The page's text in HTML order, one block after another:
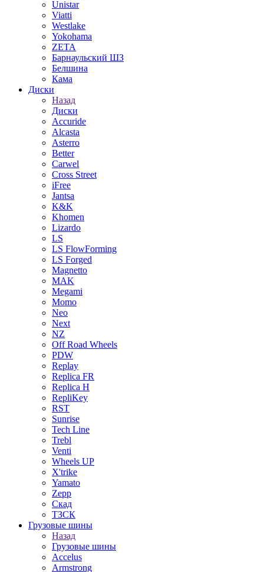
Unistar
Viatti
Westlake
Yokohama
ZETA
Барнаульский ШЗ
Белшина
Кама
Диски
Назад
Диски
Accuride
Alcasta
Asterro
Better
Carwel
Cross Street
iFree
Jantsa
K&K
Khomen
Lizardo
LS
LS FlowForming
LS Forged
Magnetto
MAK
Megami
Momo
Neo
Next
NZ
Off Road Wheels
PDW
Replay
Replica FR
Replica H
RepliKey
RST
Sunrise
Tech Line
Trebl
Venti
Wheels UP
X'trike
Yamato
Zepp
Скад
ТЗСК
Грузовые шины
Назад
Грузовые шины
Accelus
Armstrong